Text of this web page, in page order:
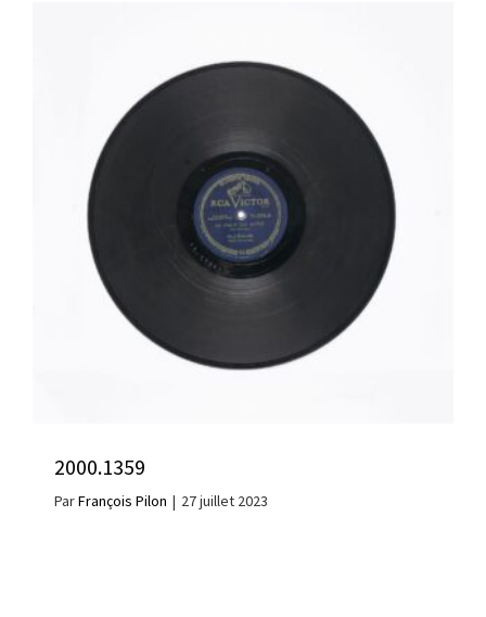
2000.1359
ParFrançois Pilon | 27 juillet 2023